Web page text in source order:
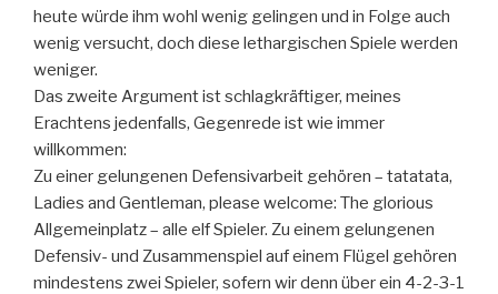
heute würde ihm wohl wenig gelingen und in Folge auch
wenig versucht, doch diese lethargischen Spiele werden
weniger.
Das zweite Argument ist schlagkräftiger, meines
Erachtens jedenfalls, Gegenrede ist wie immer
willkommen:
Zu einer gelungenen Defensivarbeit gehören – tatatata,
Ladies and Gentleman, please welcome: The glorious
Allgemeinplatz – alle elf Spieler. Zu einem gelungenen
Defensiv- und Zusammenspiel auf einem Flügel gehören
mindestens zwei Spieler, sofern wir denn über ein 4-2-3-1